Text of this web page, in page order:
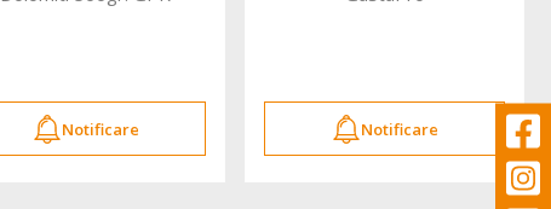
Notificare Notificare